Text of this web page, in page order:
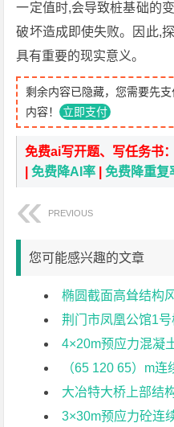
一定值时,会导致桩基础的
破坏造成即使失败。因此,
具有重要的现实意义。
剩余内容已隐藏，您需要先支
内容！ 立即支付
免费ai写开题、写任务书
|免费降AI率 |免费降重复
PREVIOUS
您可能感兴趣的文章
椭圆截面高耸结构风
荆门市凤凰公馆1
4×20m预应力混凝土
（65 120 65）m连
大冶特大桥上部结
3×30m预应力砼连